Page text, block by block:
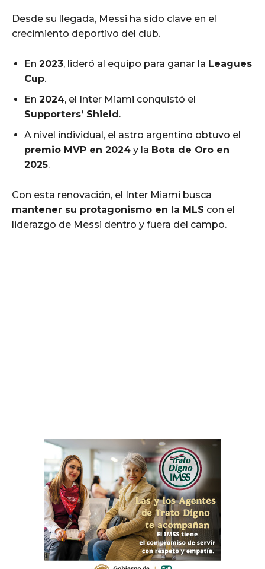
Desde su llegada, Messi ha sido clave en el
crecimiento deportivo del club.
En 2023, lideró al equipo para ganar la Leagues
Cup.
En 2024, el Inter Miami conquistó el
Supporters’ Shield.
A nivel individual, el astro argentino obtuvo el
premio MVP en 2024 y la Bota de Oro en
2025.
Con esta renovación, el Inter Miami busca
mantener su protagonismo en la MLS con el
liderazgo de Messi dentro y fuera del campo.